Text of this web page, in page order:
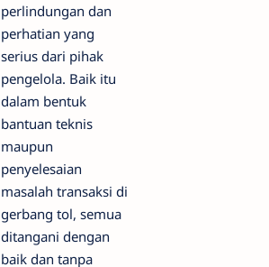
perlindungan dan
perhatian yang
serius dari pihak
pengelola. Baik itu
dalam bentuk
bantuan teknis
maupun
penyelesaian
masalah transaksi di
gerbang tol, semua
ditangani dengan
baik dan tanpa